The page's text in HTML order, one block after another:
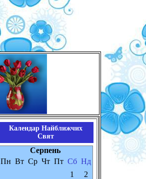
Календар Найближчих
Свят
Серпень
Пн Вт Ср Чт Пт Сб Нд
1
2